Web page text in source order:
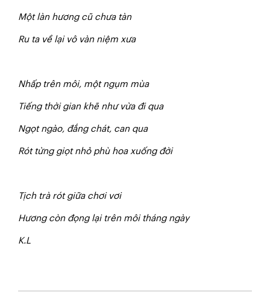
Một làn hương cũ chưa tàn
Ru ta về lại vô vàn niệm xưa
Nhấp trên môi, một ngụm mùa
Tiếng thời gian khẽ như vừa đi qua
Ngọt ngào, đắng chát, can qua
Rót từng giọt nhỏ phù hoa xuống đời
Tịch trà rót giữa chơi vơi
Hương còn đọng lại trên môi tháng ngày
K.L